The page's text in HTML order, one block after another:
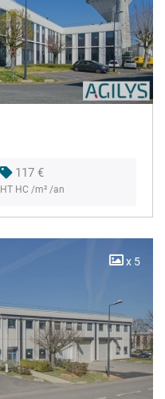
117 €
HT HC /m² /an
x 5